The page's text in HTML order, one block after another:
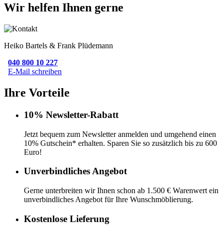
Wir helfen Ihnen gerne
Heiko Bartels & Frank Plüdemann
040 800 10 227
E-Mail schreiben
Ihre Vorteile
10% Newsletter-Rabatt
Jetzt bequem zum Newsletter anmelden und umgehend einen
10% Gutschein* erhalten. Sparen Sie so zusätzlich bis zu 600
Euro!
Unverbindliches Angebot
Gerne unterbreiten wir Ihnen schon ab 1.500 € Warenwert ein
unverbindliches Angebot für Ihre Wunschmöblierung.
Kostenlose Lieferung